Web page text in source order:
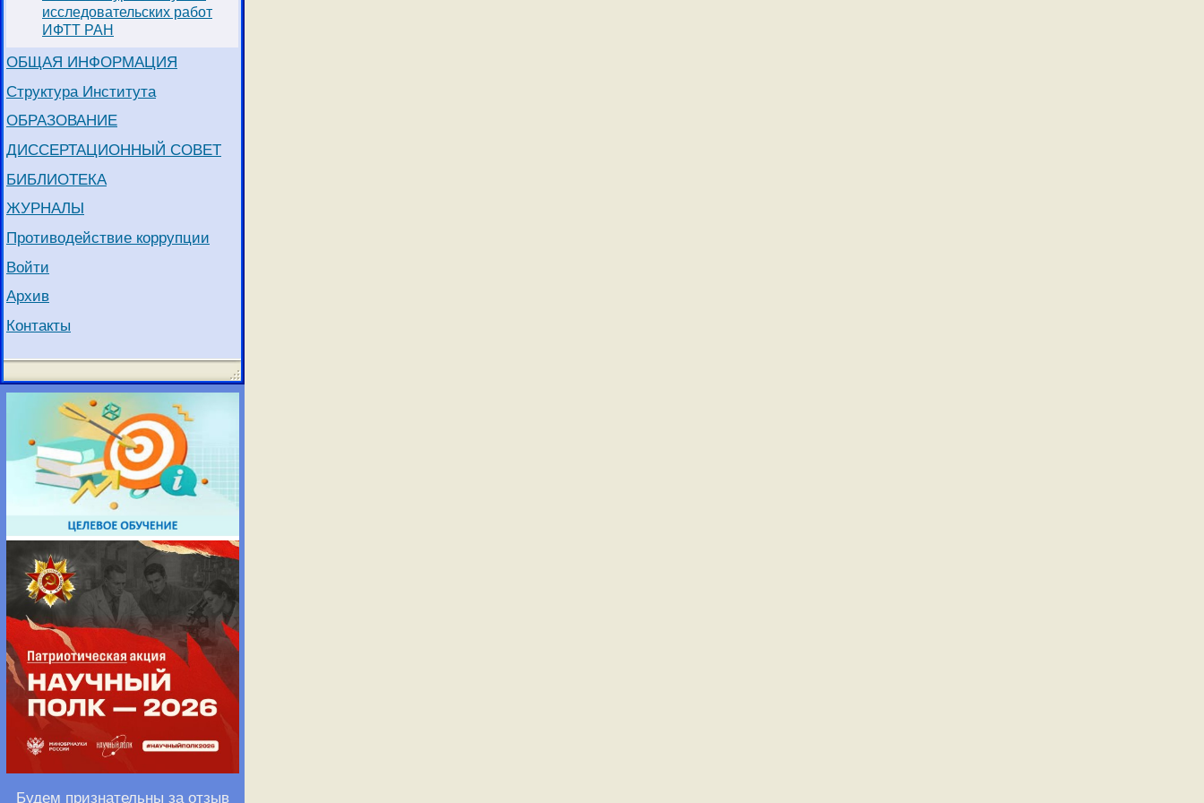
исследовательских работ
ИФТТ РАН
ОБЩАЯ ИНФОРМАЦИЯ
Структура Института
ОБРАЗОВАНИЕ
ДИССЕРТАЦИОННЫЙ СОВЕТ
БИБЛИОТЕКА
ЖУРНАЛЫ
Противодействие коррупции
Войти
Архив
Контакты
Будем признательны за отзыв